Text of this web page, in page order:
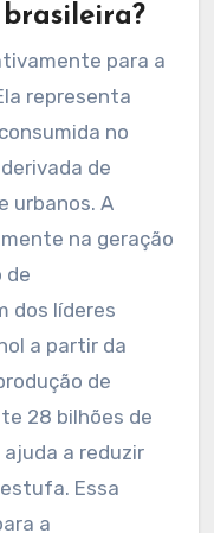
para a
representa
no
de
urbanos. A
na geração
de
dos líderes
a partir da
de
28 bilhões de
a reduzir
Essa
a